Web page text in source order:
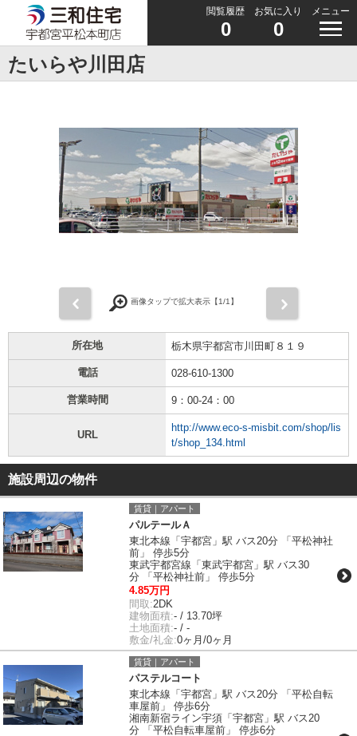
閲覧履歴
0
お気に入り
0
メニュー
たいらや川田店
画像タップで拡大表示【1/1】
所在地 栃木県宇都宮市川田町８１９
電話 028-610-1300
営業時間 9：00-24：00
URL
http://www.eco-s-misbit.com/shop/lis
t/shop_134.html
施設周辺の物件
賃貸｜アパート
パルテールＡ
東北本線「宇都宮」駅 バス20分 「平松神社
前」 停歩5分
東武宇都宮線「東武宇都宮」駅 バス30
分 「平松神社前」 停歩5分
4.85万円
間取:2DK
建物面積:- / 13.70坪
土地面積:- / -
敷金/礼金:0ヶ月/0ヶ月
賃貸｜アパート
パステルコート
東北本線「宇都宮」駅 バス20分 「平松自転
車屋前」 停歩6分
湘南新宿ライン宇須「宇都宮」駅 バス20
分 「平松自転車屋前」 停歩6分